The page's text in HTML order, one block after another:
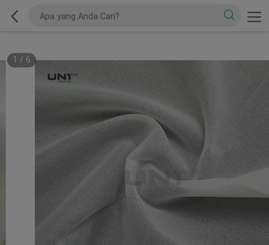
1 / 6